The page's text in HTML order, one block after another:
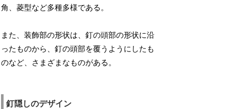
角、菱型など多種多様である。
また、装飾部の形状は、釘の頭部の形状に沿
ったものから、釘の頭部を覆うようにしたも
のなど、さまざまなものがある。
釘隠しのデザイン